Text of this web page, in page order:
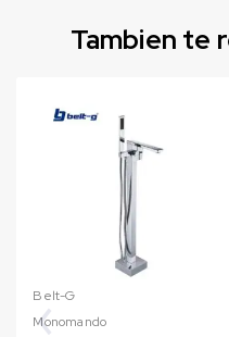
Tambien te
Belt-G
Monomando